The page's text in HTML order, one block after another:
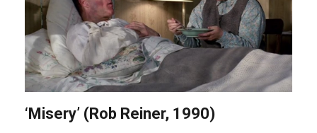
‘Misery’ (Rob Reiner, 1990)